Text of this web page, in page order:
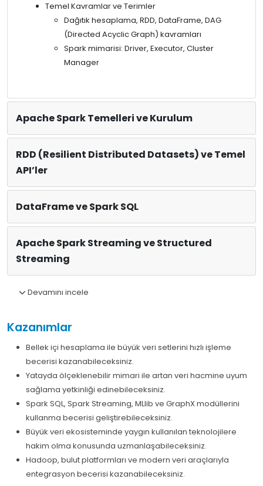
Temel Kavramlar ve Terimler
Dağıtık hesaplama, RDD, DataFrame, DAG
(Directed Acyclic Graph) kavramları
Spark mimarisi: Driver, Executor, Cluster
Manager
Apache Spark Temelleri ve Kurulum
RDD (Resilient Distributed Datasets) ve Temel
API’ler
DataFrame ve Spark SQL
Apache Spark Streaming ve Structured
Streaming
Devamını incele
Kazanımlar
Bellek içi hesaplama ile büyük veri setlerini hızlı işleme
becerisi kazanabileceksiniz.
Yatayda ölçeklenebilir mimari ile artan veri hacmine uyum
sağlama yetkinliği edinebileceksiniz.
Spark SQL, Spark Streaming, MLlib ve GraphX modüllerini
kullanma becerisi geliştirebileceksiniz.
Büyük veri ekosisteminde yaygın kullanılan teknolojilere
hakim olma konusunda uzmanlaşabileceksiniz.
Hadoop, bulut platformları ve modern veri araçlarıyla
entegrasyon becerisi kazanabileceksiniz.